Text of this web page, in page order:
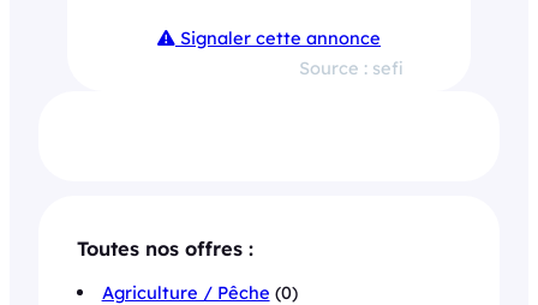
Signaler cette annonce
Source : sefi
Toutes nos offres :
Agriculture / Pêche (0)